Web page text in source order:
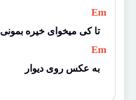
Em
تا کی میخوای خیره بمونی
Em
به عکس روی دیوار